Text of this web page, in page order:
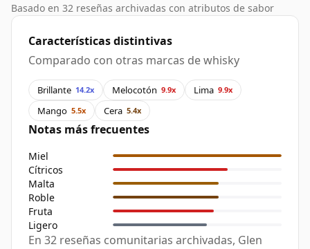
Basado en 32 reseñas archivadas con atributos de sabor
Características distintivas
Comparado con otras marcas de whisky
Brillante 14.2x Melocotón 9.9x Lima 9.9x
Mango 5.5x Cera 5.4x
Notas más frecuentes
Miel
Cítricos
Malta
Roble
Fruta
Ligero
En 32 reseñas comunitarias archivadas, Glen